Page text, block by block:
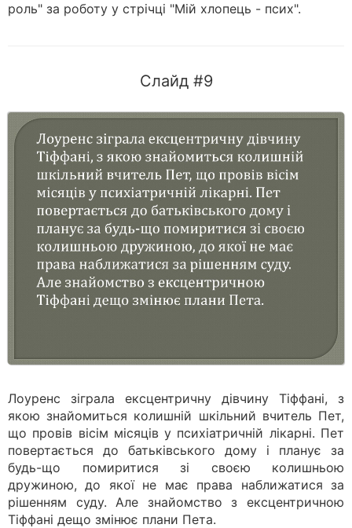
роль" за роботу у стрічці "Мій хлопець - псих".
Слайд #9
Лоуренс зіграла ексцентричну дівчину Тіффані, з
якою знайомиться колишній шкільний вчитель Пет,
що провів вісім місяців у психіатричній лікарні. Пет
повертається до батьківського дому і планує за
будь-що помиритися зі своєю колишньою
дружиною, до якої не має права наближатися за
рішенням суду. Але знайомство з ексцентричною
Тіффані дещо змінює плани Пета.